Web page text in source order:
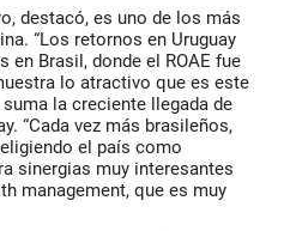
destacó, es uno de los más
“Los retornos en Uruguay
Brasil, donde el ROAE fue
lo atractivo que es este
la creciente llegada de
“Cada vez más brasileños,
el país como
sinergias muy interesantes
management, que es muy